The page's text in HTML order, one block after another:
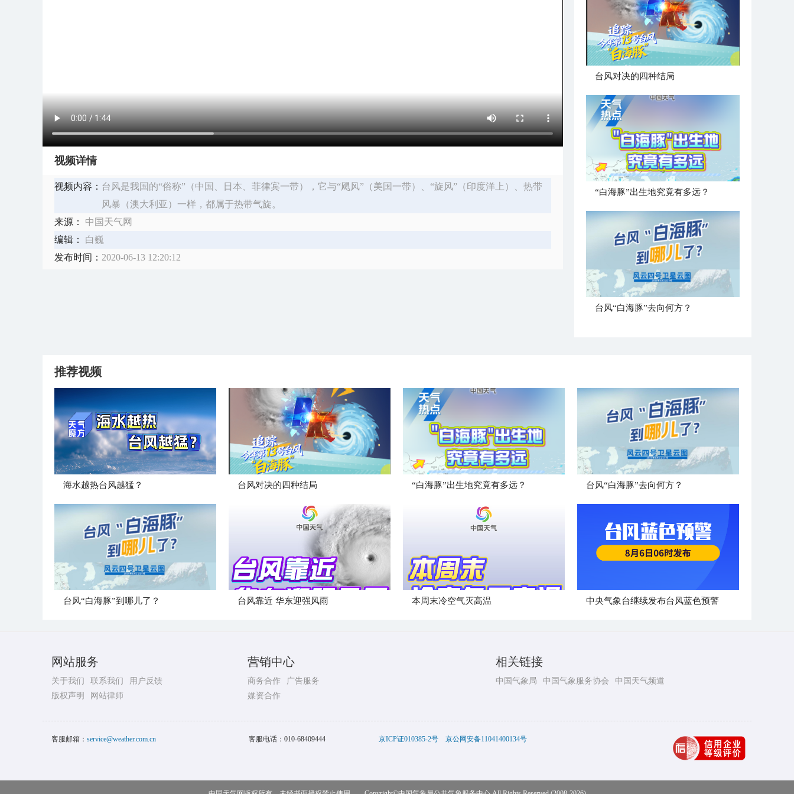
视频详情
视频内容： 台风是我国的“俗称”（中国、日本、菲律宾一带），它与“飓风”（美国一带）、“旋风”（印度洋上）、热带
风暴（澳大利亚）一样，都属于热带气旋。
来源：
中国天气网
编辑：
白巍
发布时间： 2020-06-13 12:20:12
台风对决的四种结局
“白海豚”出生地究竟有多远？
台风“白海豚”去向何方？
推荐视频
海水越热台风越猛？ 台风对决的四种结局 “白海豚”出生地究竟有多远？ 台风“白海豚”去向何方？
台风“白海豚”到哪儿了？ 台风靠近 华东迎强风雨 本周末冷空气灭高温 中央气象台继续发布台风蓝色预警
网站服务
关于我们 联系我们
用户反馈
版权声明
网站律师
营销中心
商务合作
广告服务
媒资合作
相关链接
中国气象局 中国气象服务协会 中国天气频道
客服邮箱： service@weather.com.cn 客服电话： 010-68409444 京ICP证010385-2号 京公网安备11041400134号